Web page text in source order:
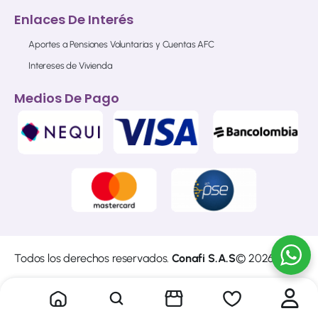
Enlaces De Interés
Aportes a Pensiones Voluntarias y Cuentas AFC
Intereses de Vivienda
Medios De Pago
Todos los derechos reservados.Conafi S.A.S© 2026
Sitio web diseñado y construido por Cibersoft
Grupo
Empresarial A4 S.A.S